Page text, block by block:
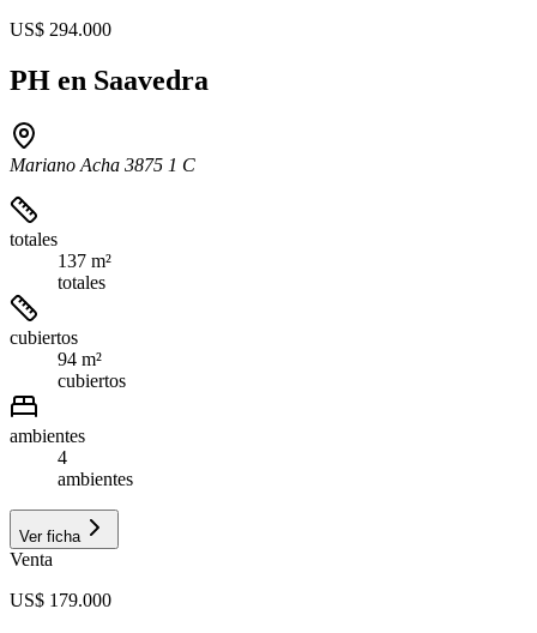
US$ 294.000
PH en Saavedra
Mariano Acha 3875 1 C
totales
137 m²
totales
cubiertos
94 m²
cubiertos
ambientes
4
ambientes
Ver ficha
Venta
US$ 179.000